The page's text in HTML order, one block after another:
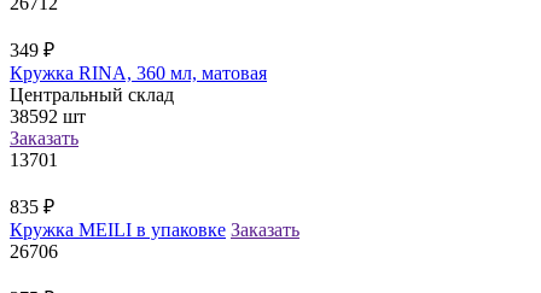
349 ₽
Кружка RINA, 360 мл, матовая
Центральный склад
38592 шт
Заказать
13701
835 ₽
Кружка MEILI в упаковке Заказать
26706